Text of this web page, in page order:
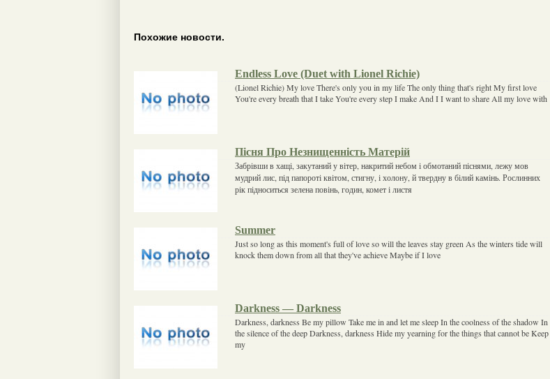
Похожие новости.
Endless Love (Duet with Lionel Richie)
(Lionel Richie) My love There's only you in my life The only thing that's right My first love
You're every breath that I take You're every step I make And I I want to share All my love with
Пісня Про Незнищенність Матерій
Забрівши в хащі, закутаний у вітер, накритий небом і обмотаний піснями, лежу мов
мудрий лис, під папороті квітом, стигну, і холону, й твердну в білий камінь. Рослинних
рік підноситься зелена повінь, годин, комет і листя
Summer
Just so long as this moment's full of love so will the leaves stay green As the winters tide will
knock them down from all that they've achieve Maybe if I love
Darkness — Darkness
Darkness, darkness Be my pillow Take me in and let me sleep In the coolness of the shadow In
the silence of the deep Darkness, darkness Hide my yearning for the things that cannot be Keep
my